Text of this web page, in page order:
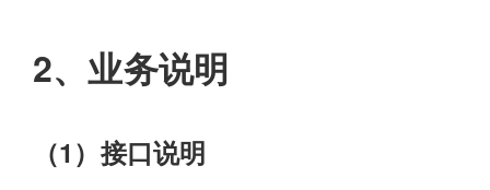
2、业务说明
（1）接口说明